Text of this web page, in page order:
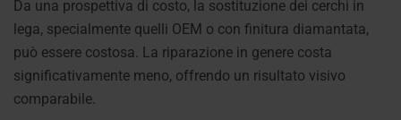
Da una prospettiva di costo, la sostituzione dei cerchi in
lega, specialmente quelli OEM o con finitura diamantata,
può essere costosa. La riparazione in genere costa
significativamente meno, offrendo un risultato visivo
comparabile.